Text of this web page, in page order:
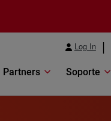
Log In
Partners Soporte